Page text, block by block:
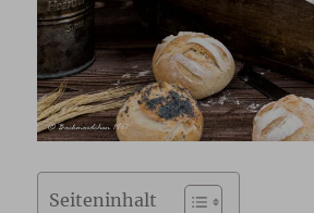
Seiteninhalt